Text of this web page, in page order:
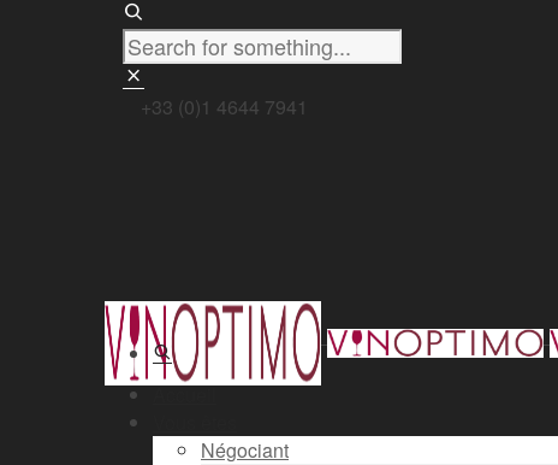
+33 (0)1 4644 7941
Accueil
Négociant